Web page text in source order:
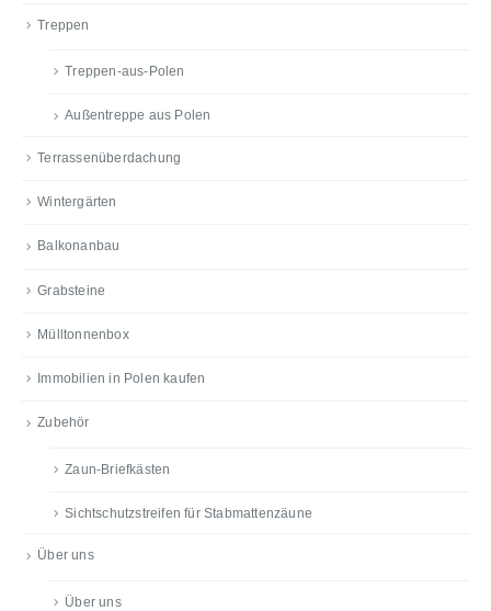
Treppen
Treppen-aus-Polen
Außentreppe aus Polen
Terrassenüberdachung
Wintergärten
Balkonanbau
Grabsteine
Mülltonnenbox
Immobilien in Polen kaufen
Zubehör
Zaun-Briefkästen
Sichtschutzstreifen für Stabmattenzäune
Über uns
Über uns